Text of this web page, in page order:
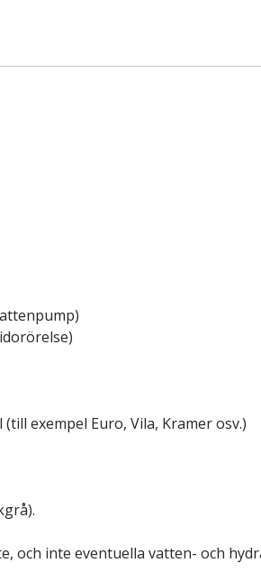
exempel Euro, Vila, Kramer osv.)
och inte eventuella vatten- och